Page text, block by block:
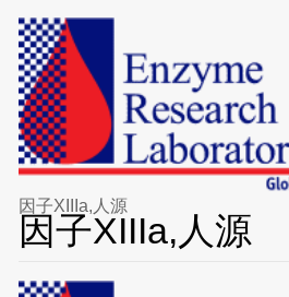
因子XIIIa,人源
因子XIIIa,人源